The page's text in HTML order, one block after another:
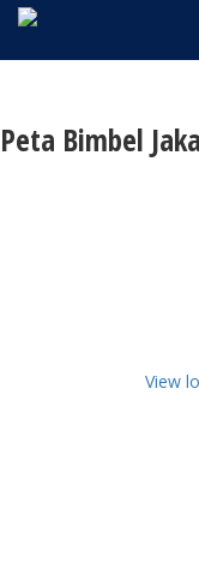
Peta Bimbel
View